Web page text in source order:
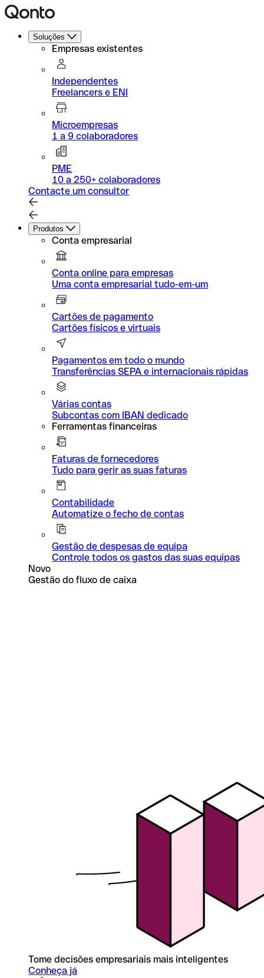
Soluções
Empresas existentes
Independentes
Freelancers e ENI
Microempresas
1 a 9 colaboradores
PME
10 a 250+ colaboradores
Contacte um consultor
Produtos
Conta empresarial
Conta online para empresas
Uma conta empresarial tudo-em-um
Cartões de pagamento
Cartões físicos e virtuais
Pagamentos em todo o mundo
Transferências SEPA e internacionais rápidas
Várias contas
Subcontas com IBAN dedicado
Ferramentas financeiras
Faturas de fornecedores
Tudo para gerir as suas faturas
Contabilidade
Automatize o fecho de contas
Gestão de despesas de equipa
Controle todos os gastos das suas equipas
Novo
Gestão do fluxo de caixa
Tome decisões empresariais mais inteligentes
Conheça já